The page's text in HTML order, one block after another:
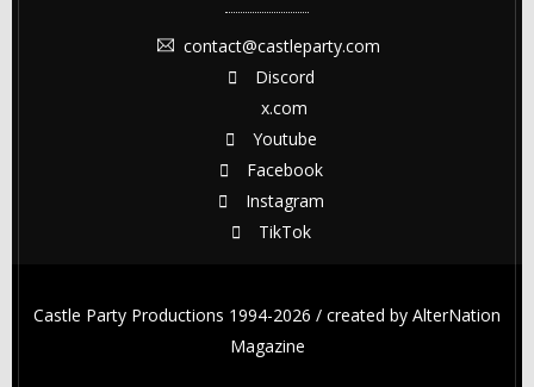
contact@castleparty.com
Discord
x.com
Youtube
Facebook
Instagram
TikTok
Castle Party Productions 1994-2026 / created by AlterNation
Magazine